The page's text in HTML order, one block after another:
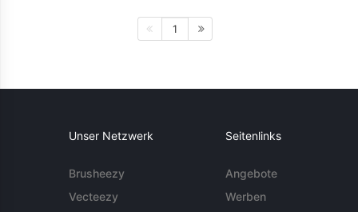
1
Unser Netzwerk
Brusheezy
Vecteezy
Seitenlinks
Angebote
Werben